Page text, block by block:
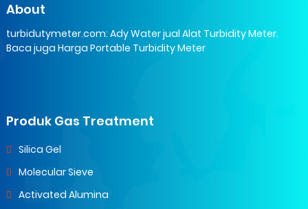
About
turbidutymeter.com: Ady Water jual Alat Turbidity Meter.
Baca juga Harga Portable Turbidity Meter
Produk Gas Treatment
Silica Gel
Molecular Sieve
Activated Alumina